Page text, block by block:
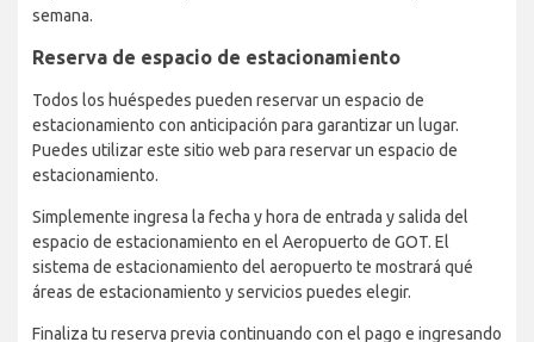
semana.
Reserva de espacio de estacionamiento
Todos los huéspedes pueden reservar un espacio de
estacionamiento con anticipación para garantizar un lugar.
Puedes utilizar este sitio web para reservar un espacio de
estacionamiento.
Simplemente ingresa la fecha y hora de entrada y salida del
espacio de estacionamiento en el Aeropuerto de GOT. El
sistema de estacionamiento del aeropuerto te mostrará qué
áreas de estacionamiento y servicios puedes elegir.
Finaliza tu reserva previa continuando con el pago e ingresando